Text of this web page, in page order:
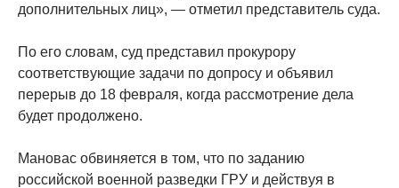
дополнительных лиц», — отметил представитель суда.
По его словам, суд представил прокурору
соответствующие задачи по допросу и объявил
перерыв до 18 февраля, когда рассмотрение дела
будет продолжено.
Мановас обвиняется в том, что по заданию
российской военной разведки ГРУ и действуя в